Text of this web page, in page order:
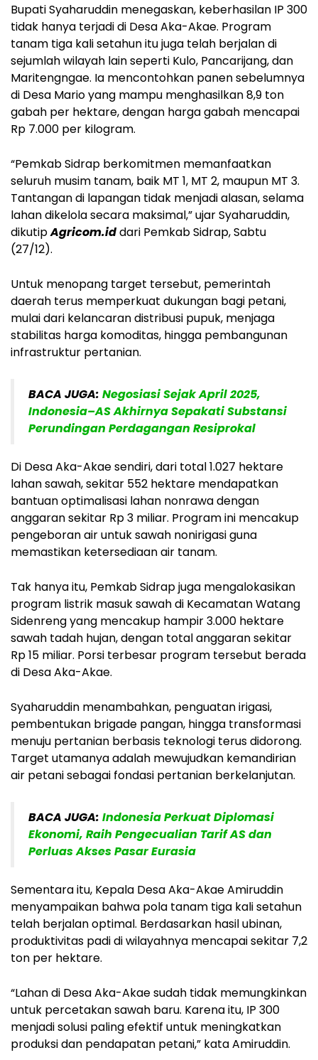
Bupati Syaharuddin menegaskan, keberhasilan IP 300
tidak hanya terjadi di Desa Aka-Akae. Program
tanam tiga kali setahun itu juga telah berjalan di
sejumlah wilayah lain seperti Kulo, Pancarijang, dan
Maritengngae. Ia mencontohkan panen sebelumnya
di Desa Mario yang mampu menghasilkan 8,9 ton
gabah per hektare, dengan harga gabah mencapai
Rp 7.000 per kilogram.
“Pemkab Sidrap berkomitmen memanfaatkan
seluruh musim tanam, baik MT 1, MT 2, maupun MT 3.
Tantangan di lapangan tidak menjadi alasan, selama
lahan dikelola secara maksimal,” ujar Syaharuddin,
dikutipAgricom.iddari Pemkab Sidrap, Sabtu
(27/12).
Untuk menopang target tersebut, pemerintah
daerah terus memperkuat dukungan bagi petani,
mulai dari kelancaran distribusi pupuk, menjaga
stabilitas harga komoditas, hingga pembangunan
infrastruktur pertanian.
BACA JUGA: Negosiasi Sejak April 2025,
Indonesia–AS Akhirnya Sepakati Substansi
Perundingan Perdagangan Resiprokal
Di Desa Aka-Akae sendiri, dari total 1.027 hektare
lahan sawah, sekitar 552 hektare mendapatkan
bantuan optimalisasi lahan nonrawa dengan
anggaran sekitar Rp 3 miliar. Program ini mencakup
pengeboran air untuk sawah nonirigasi guna
memastikan ketersediaan air tanam.
Tak hanya itu, Pemkab Sidrap juga mengalokasikan
program listrik masuk sawah di Kecamatan Watang
Sidenreng yang mencakup hampir 3.000 hektare
sawah tadah hujan, dengan total anggaran sekitar
Rp 15 miliar. Porsi terbesar program tersebut berada
di Desa Aka-Akae.
Syaharuddin menambahkan, penguatan irigasi,
pembentukan brigade pangan, hingga transformasi
menuju pertanian berbasis teknologi terus didorong.
Target utamanya adalah mewujudkan kemandirian
air petani sebagai fondasi pertanian berkelanjutan.
BACA JUGA: Indonesia Perkuat Diplomasi
Ekonomi, Raih Pengecualian Tarif AS dan
Perluas Akses Pasar Eurasia
Sementara itu, Kepala Desa Aka-Akae Amiruddin
menyampaikan bahwa pola tanam tiga kali setahun
telah berjalan optimal. Berdasarkan hasil ubinan,
produktivitas padi di wilayahnya mencapai sekitar 7,2
ton per hektare.
“Lahan di Desa Aka-Akae sudah tidak memungkinkan
untuk percetakan sawah baru. Karena itu, IP 300
menjadi solusi paling efektif untuk meningkatkan
produksi dan pendapatan petani,” kata Amiruddin.